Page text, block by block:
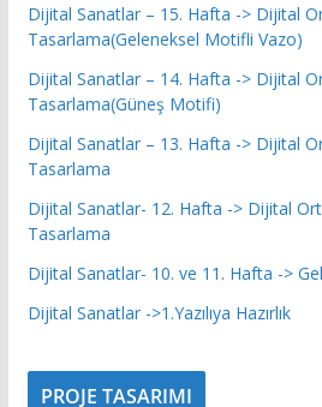
Dijital Sanatlar – 15. Hafta -> Dijital
Tasarlama(Geleneksel Motifli Vazo)
Dijital Sanatlar – 14. Hafta -> Dijital
Tasarlama(Güneş Motifi)
Dijital Sanatlar – 13. Hafta -> Dijital
Tasarlama
Dijital Sanatlar- 12. Hafta -> Dijital
Tasarlama
Dijital Sanatlar- 10. ve 11. Hafta ->
Dijital Sanatlar ->1.Yazılıya Hazırlık
PROJE TASARIMI